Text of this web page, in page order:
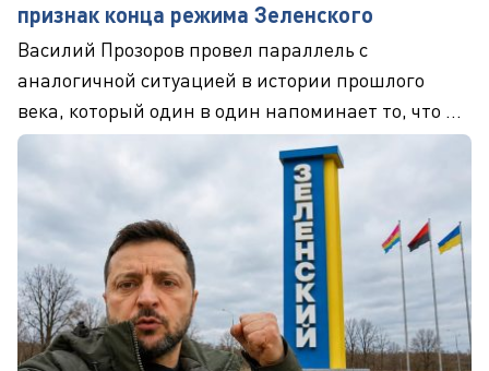
признак конца режима Зеленского
Василий Прозоров провел параллель с
аналогичной ситуацией в истории прошлого
века, который один в один напоминает то, что ...